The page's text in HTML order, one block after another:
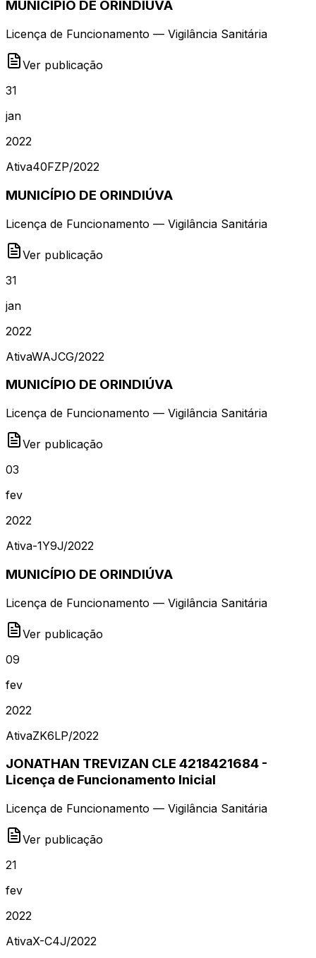
MUNICÍPIO DE ORINDIÚVA
Licença de Funcionamento — Vigilância Sanitária
Ver publicação
31
jan
2022
Ativa40FZP/2022
MUNICÍPIO DE ORINDIÚVA
Licença de Funcionamento — Vigilância Sanitária
Ver publicação
31
jan
2022
AtivaWAJCG/2022
MUNICÍPIO DE ORINDIÚVA
Licença de Funcionamento — Vigilância Sanitária
Ver publicação
03
fev
2022
Ativa-1Y9J/2022
MUNICÍPIO DE ORINDIÚVA
Licença de Funcionamento — Vigilância Sanitária
Ver publicação
09
fev
2022
AtivaZK6LP/2022
JONATHAN TREVIZAN CLE 4218421684 -
Licença de Funcionamento Inicial
Licença de Funcionamento — Vigilância Sanitária
Ver publicação
21
fev
2022
AtivaX-C4J/2022